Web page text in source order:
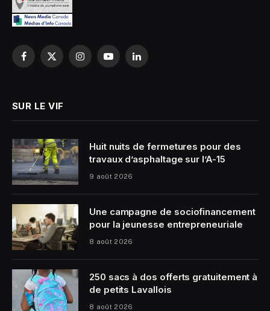
Facebook
X
InstagramYouTubeLinkedIn
SUR LE VIF
Huit nuits de fermetures pour des
travaux d’asphaltage sur l’A-15
9 août 2026
Une campagne de sociofinancement
pour la jeunesse entrepreneuriale
8 août 2026
250 sacs à dos offerts gratuitement à
de petits Lavallois
8 août 2026